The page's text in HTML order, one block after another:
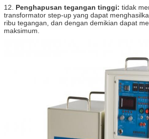
12. Penghapusan tegangan tinggi: tidak
transformator step-up yang dapat
ribu tegangan, dan dengan demikian dapat
maksimum.